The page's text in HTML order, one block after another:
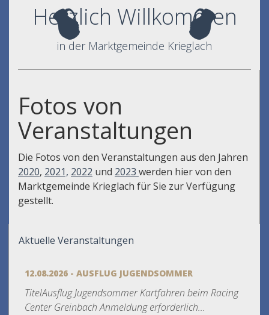
Herzlich Willkommen
in der Marktgemeinde Krieglach
Fotos von
Veranstaltungen
Die Fotos von den Veranstaltungen aus den Jahren
2020, 2021, 2022 und 2023 werden hier von den
Marktgemeinde Krieglach für Sie zur Verfügung
gestellt.
Aktuelle Veranstaltungen
12.08.2026 - AUSFLUG JUGENDSOMMER
TitelAusflug Jugendsommer Kartfahren beim Racing
Center Greinbach Anmeldung erforderlich...